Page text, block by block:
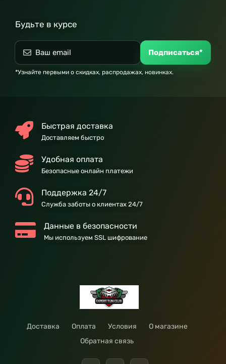
Будьте в курсе
Подписаться*
*Узнайте первыми о скидках, распродажах, новинках.
Быстрая доставка
Доставляем быстро
Удобная оплата
Безопасные онлайн платежи
Поддержка 24/7
Служба заботы о клиентах 24/7
Данные в безопасности
Мы используем SSL шифрование
Доставка Оплата Условия
О магазине
Обратная связь